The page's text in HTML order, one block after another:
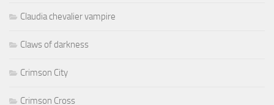
Claudia chevalier vampire
Claws of darkness
Crimson City
Crimson Cross